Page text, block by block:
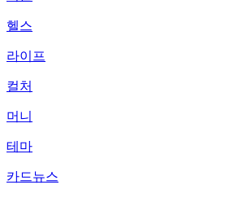
헬스
라이프
컬처
머니
테마
카드뉴스